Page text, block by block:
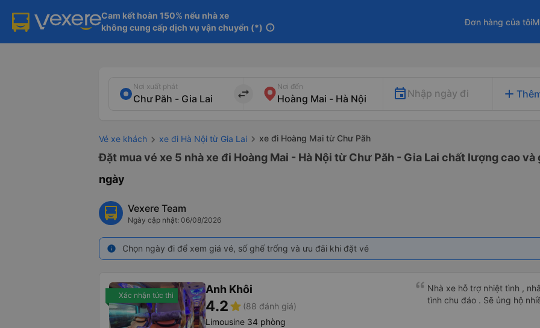
Cam kết hoàn 150% nếu nhà xe
không cung cấp dịch vụ vận chuyển (*) info
Đơn hàng của tôi
Nơi xuất phát
import_export
Nơi đến
Nhập ngày đi add
Vé xe khách xe đi Hà Nội từ Gia Lai xe đi Hoàng Mai từ Chư Păh
Đặt mua vé xe 5 nhà xe đi Hoàng Mai - Hà Nội từ Chư Păh - Gia Lai chất lượng cao
ngày
Vexere Team
Ngày cập nhật: 06/08/2026
info Chọn ngày đi để xem giá vé, số ghế trống và ưu đãi khi đặt vé
Xác nhận tức thì Anh Khôi
4.2star (88 đánh giá)
Limousine 34 phòng
Nhà xe hỗ trợ nhiệt tình ,
tình chu đáo . Sẽ ủng hộ